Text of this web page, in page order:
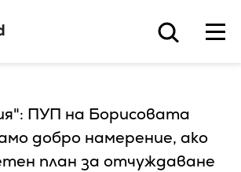
ПУП на Борисовата
добро намерение, ако
план за отчуждаване